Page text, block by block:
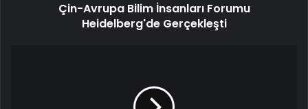
Çin-Avrupa Bilim İnsanları Forumu
Heidelberg'de Gerçekleşti